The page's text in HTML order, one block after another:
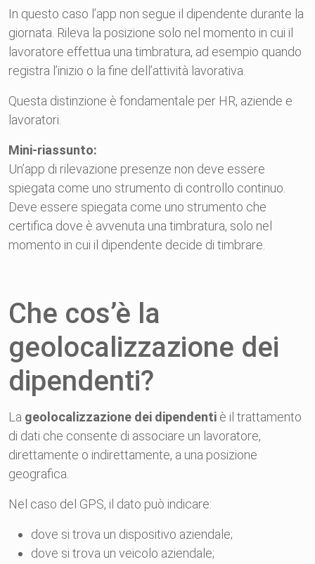
In questo caso l’app non segue il dipendente durante la
giornata. Rileva la posizione solo nel momento in cui il
lavoratore effettua una timbratura, ad esempio quando
registra l’inizio o la fine dell’attività lavorativa.
Questa distinzione è fondamentale per HR, aziende e
lavoratori.
Mini-riassunto:
Un’app di rilevazione presenze non deve essere
spiegata come uno strumento di controllo continuo.
Deve essere spiegata come uno strumento che
certifica dove è avvenuta una timbratura, solo nel
momento in cui il dipendente decide di timbrare.
Che cos’è la
geolocalizzazione dei
dipendenti?
La geolocalizzazione dei dipendenti è il trattamento
di dati che consente di associare un lavoratore,
direttamente o indirettamente, a una posizione
geografica.
Nel caso del GPS, il dato può indicare:
dove si trova un dispositivo aziendale;
dove si trova un veicolo aziendale;